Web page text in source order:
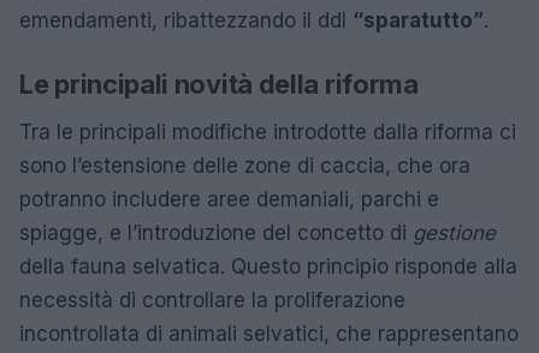
emendamenti, ribattezzando il ddl “sparatutto”.
Le principali novità della riforma
Tra le principali modifiche introdotte dalla riforma ci
sono l’estensione delle zone di caccia, che ora
potranno includere aree demaniali, parchi e
spiagge, e l’introduzione del concetto di gestione
della fauna selvatica. Questo principio risponde alla
necessità di controllare la proliferazione
incontrollata di animali selvatici, che rappresentano